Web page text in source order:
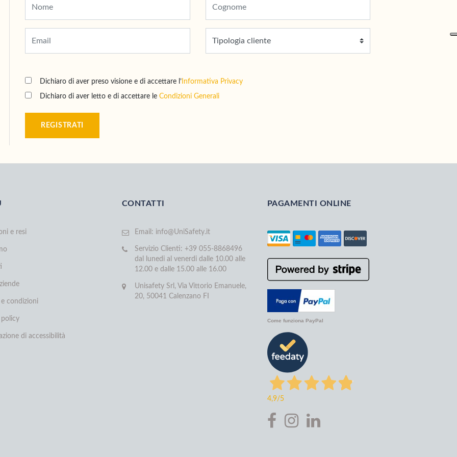
Dichiaro di aver preso visione e di accettare l’ Informativa Privacy
Dichiaro di aver letto e di accettare le Condizioni Generali
REGISTRATI
e resi
e condizioni
policy
di accessibilità
CONTATTI
Email: info@UniSafety.it
Servizio Clienti: +39 055-8868496
dal lunedi al venerdi dalle 10.00 alle
12.00 e dalle 15.00 alle 16.00
Unisafety Srl, Via Vittorio Emanuele,
20, 50041 Calenzano FI
PAGAMENTI ONLINE
Come funziona PayPal
4,9/5